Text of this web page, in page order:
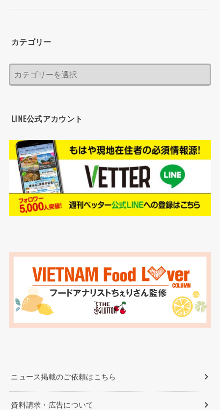
カテゴリー
LINE公式アカウント
ニュース掲載のご依頼はこちら
資料請求・広告について